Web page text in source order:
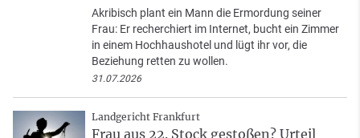
Akribisch plant ein Mann die Ermordung seiner
Frau: Er recherchiert im Internet, bucht ein Zimmer
in einem Hochhaushotel und lügt ihr vor, die
Beziehung retten zu wollen.
31.07.2026
Landgericht Frankfurt
Frau aus 22. Stock gestoßen? Urteil